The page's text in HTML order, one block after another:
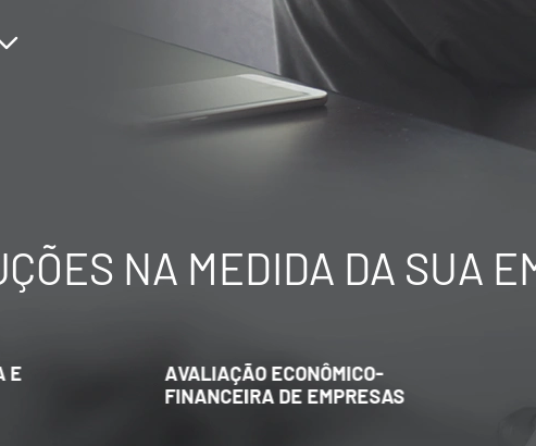
NA MEDIDA DA SUA
AVALIAÇÃO ECONÔMICO-
FINANCEIRA DE EMPRESAS